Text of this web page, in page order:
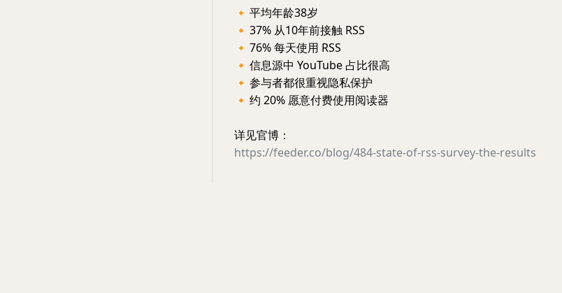
🔸 平均年龄38岁
🔸 37% 从10年前接触 RSS
🔸 76% 每天使用 RSS
🔸 信息源中 YouTube 占比很高
🔸 参与者都很重视隐私保护
🔸 约 20% 愿意付费使用阅读器
详见官博：
https://feeder.co/blog/484-state-of-rss-survey-the-results